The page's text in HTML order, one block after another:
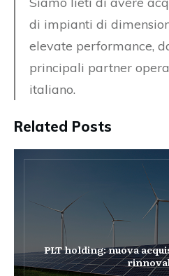
di impianti di
elevate performance,
principali partner
italiano.
Related Posts
PLT holding: nuova